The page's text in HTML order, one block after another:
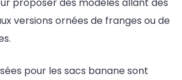
proposer des modèles allant des
versions ornées de franges ou de
pour les sacs banane sont